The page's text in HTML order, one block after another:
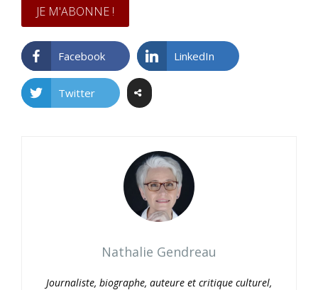
Facebook LinkedIn
Twitter
Nathalie Gendreau
Journaliste, biographe, auteure et critique culturel,